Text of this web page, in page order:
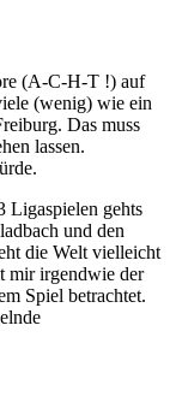
(A-C-H-T !) auf
(wenig) wie ein
Das muss
lassen.
Ligaspielen gehts
und den
die Welt vielleicht
mir irgendwie der
Spiel betrachtet.